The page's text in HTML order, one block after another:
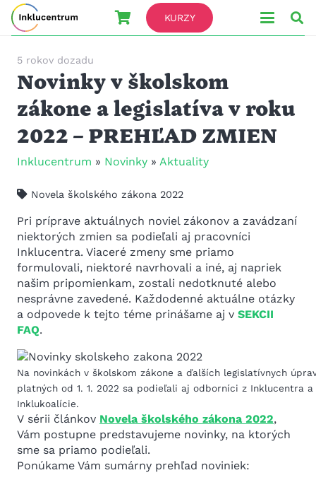
KURZY
5 rokov dozadu
Novinky v školskom
zákone a legislatíva v roku
2022 – PREHĽAD ZMIEN
Inklucentrum » Novinky » Aktuality
Novela školského zákona 2022
Pri príprave aktuálnych noviel zákonov a zavádzaní
niektorých zmien sa podieľali aj pracovníci
Inklucentra. Viaceré zmeny sme priamo
formulovali, niektoré navrhovali a iné, aj napriek
našim pripomienkam, zostali nedotknuté alebo
nesprávne zavedené. Každodenné aktuálne otázky
a odpovede k tejto téme prinášame aj v SEKCII
FAQ.
Na novinkách v školskom zákone a ďalších legislatívnych
platných od 1. 1. 2022 sa podieľali aj odborníci z Inklucentra a
Inklukoalície.
V sérii článkov Novela školského zákona 2022,
Vám postupne predstavujeme novinky, na ktorých
sme sa priamo podieľali.
Ponúkame Vám sumárny prehľad noviniek: